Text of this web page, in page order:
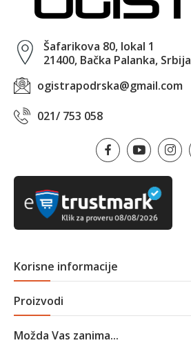
Šafarikova 80, lokal 1
21400, Bačka Palanka, Srbija
ogistrapodrska@gmail.com
021/ 753 058
Korisne informacije
Proizvodi
Možda Vas zanima...